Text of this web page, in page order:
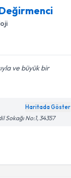
ve büyük bir
Haritada Göster
Sokağı No:1, 34357